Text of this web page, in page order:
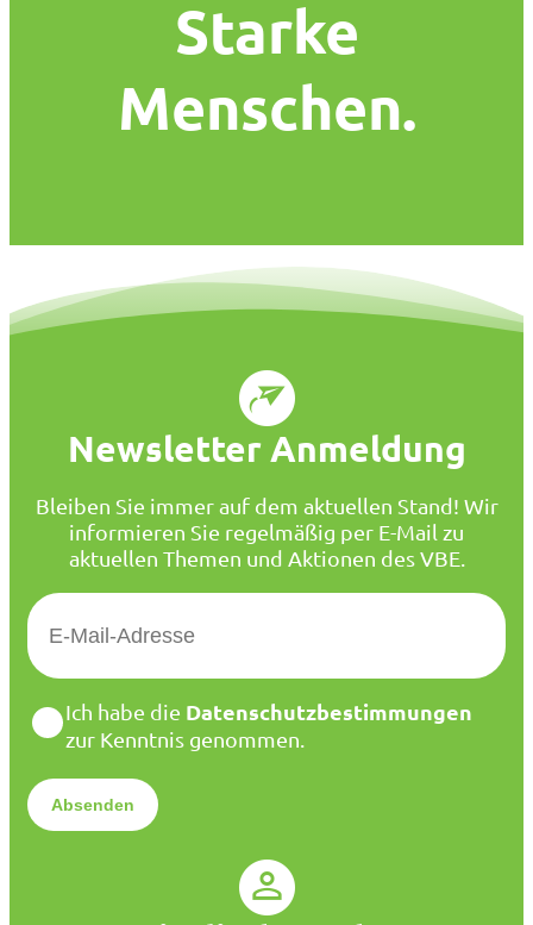
Starke
Menschen.
Newsletter Anmeldung
Bleiben Sie immer auf dem aktuellen Stand! Wir
informieren Sie regelmäßig per E-Mail zu
aktuellen Themen und Aktionen des VBE.
E
M
*
D
a
e
n
Ich habe die Datenschutzbestimmungen
zur Kenntnis genommen.